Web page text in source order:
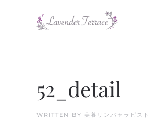
Skip to main content
52_detail
WRITTEN BY 美養リンパセラピスト